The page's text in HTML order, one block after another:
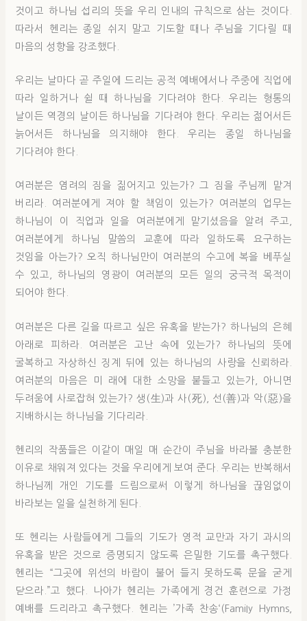
것이고 하나님 섭리의 뜻을 우리 인내의 규칙으로 삼는 것이다.
따라서 헨리는 종일 쉬지 말고 기도할 때나 주님을 기다릴 때
마음의 성향을 강조했다.
우리는 날마다 곧 주일에 드리는 공적 예배에서나 주중에 직업에
따라 일하거나 쉴 때 하나님을 기다려야 한다. 우리는 형통의
날이든 역경의 날이든 하나님을 기다려야 한다. 우리는 젊어서든
늙어서든 하나님을 의지해야 한다. 우리는 종일 하나님을
기다려야 한다.
여러분은 염려의 짐을 짊어지고 있는가? 그 짐을 주님께 맡겨
버리라. 여러분에게 져야 할 책임이 있는가? 여러분의 업무는
하나님이 이 직업과 일을 여러분에게 맡기셨음을 알려 주고,
여러분에게 하나님 말씀의 교훈에 따라 일하도록 요구하는
것임을 아는가? 오직 하나님만이 여러분의 수고에 복을 베푸실
수 있고, 하나님의 영광이 여러분의 모든 일의 궁극적 목적이
되어야 한다.
여러분은 다른 길을 따르고 싶은 유혹을 받는가? 하나님의 은혜
아래로 피하라. 여러분은 고난 속에 있는가? 하나님의 뜻에
굴복하고 자상하신 징계 뒤에 있는 하나님의 사랑을 신뢰하라.
여러분의 마음은 미 래에 대한 소망을 붙들고 있는가, 아니면
두려움에 사로잡혀 있는가? 생(生)과 사(死), 선(善)과 악(惡)을
지배하시는 하나님을 기다리라.
헨리의 작품들은 이같이 매일 매 순간이 주님을 바라볼 충분한
이유로 채워져 있다는 것을 우리에게 보여 준다. 우리는 반복해서
하나님께 개인 기도를 드림으로써 이렇게 하나님을 끊임없이
바라보는 일을 실천하게 된다.
또 헨리는 사람들에게 그들의 기도가 영적 교만과 자기 과시의
유혹을 받은 것으로 증명되지 않도록 은밀한 기도를 촉구했다.
헨리는 “그곳에 위선의 바람이 불어 들지 못하도록 문을 굳게
닫으라.”고 했다. 나아가 헨리는 가족에게 경건 훈련으로 가정
예배를 드리라고 촉구했다. 헨리는 ’가족 찬송‘(FamiIy Hymns,